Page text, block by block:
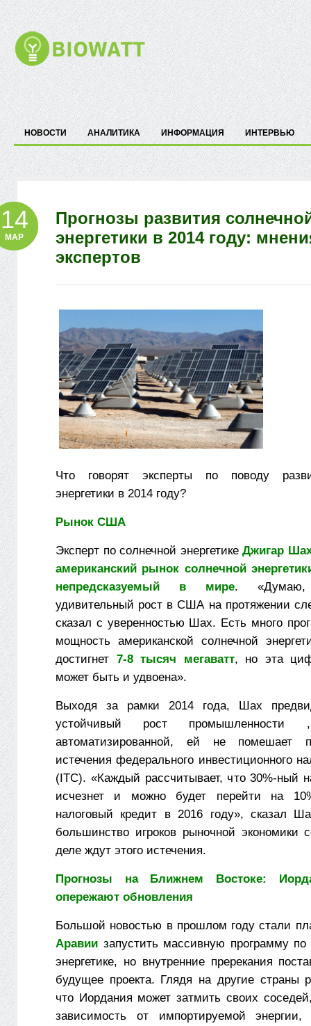
НОВОСТИ АНАЛИТИКА ИНФОРМАЦИЯ ИНТЕРВЬЮ
Прогнозы развития
энергетики в 2014 году:
экспертов
14
МАР
Что говорят эксперты по поводу
энергетики в 2014 году?
Рынок США
Эксперт по солнечной энергетикеДжигар
американский рынок солнечной
непредсказуемый в мире.
удивительный рост в США на протяжении
сказал с уверенностью Шах. Есть много
мощность американской солнечной
достигнет 7-8 тысяч мегаватт, но эта
может быть и удвоена».
Выходя за рамки 2014 года, Шах
устойчивый рост
автоматизированной, ей не помешает
истечения федерального инвестиционного
(ITC). «Каждый рассчитывает, что 30%-ный
исчезнет и можно будет перейти на
налоговый кредит в 2016 году», сказал
большинство игроков рыночной экономики
деле ждут этого истечения.
Прогнозы на Ближнем Востоке:
опережают обновления
Большой новостью в прошлом году стали
Аравии запустить массивную программу по
энергетике, но внутренние пререкания
будущее проекта. Глядя на другие страны
что Иордания может затмить своих
зависимость от импортируемой энергии,